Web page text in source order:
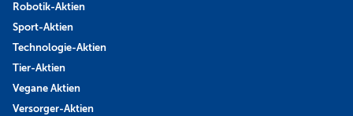
Robotik-Aktien
Sport-Aktien
Technologie-Aktien
Tier-Aktien
Vegane Aktien
Versorger-Aktien